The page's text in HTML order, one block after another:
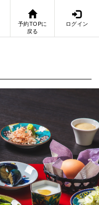
予約TOPに
戻る
ログイン